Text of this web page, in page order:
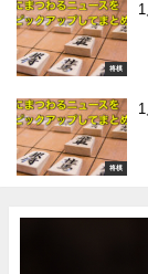
将棋
将棋